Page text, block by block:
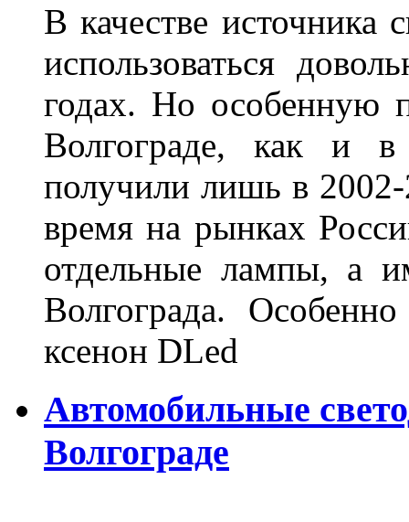
В качестве источника
использоваться
годах. Но особенную
Волгограде, как и
получили лишь в
время на рынках
отдельные лампы, а
Волгограда.
ксенон DLed
Автомобильные
Волгограде